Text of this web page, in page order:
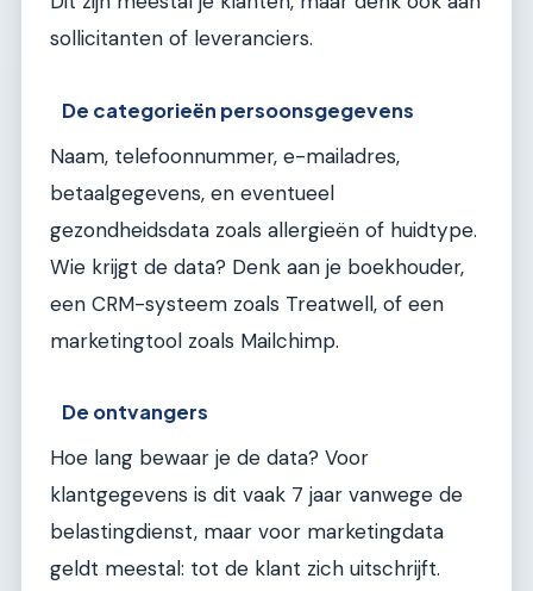
sollicitanten of leveranciers.
De categorieën persoonsgegevens
Naam, telefoonnummer, e-mailadres,
betaalgegevens, en eventueel
gezondheidsdata zoals allergieën of huidtype.
Wie krijgt de data? Denk aan je boekhouder,
een CRM-systeem zoals Treatwell, of een
marketingtool zoals Mailchimp.
De ontvangers
Hoe lang bewaar je de data? Voor
klantgegevens is dit vaak 7 jaar vanwege de
belastingdienst, maar voor marketingdata
geldt meestal: tot de klant zich uitschrijft.